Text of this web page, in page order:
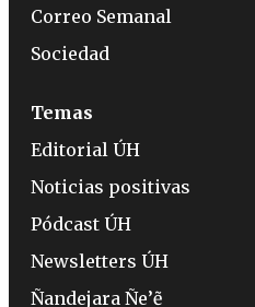
Correo Semanal
Sociedad
Temas
Editorial ÚH
Noticias positivas
Pódcast ÚH
Newsletters ÚH
Ñandejara Ñe’ẽ